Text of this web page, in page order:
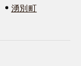
湧別町